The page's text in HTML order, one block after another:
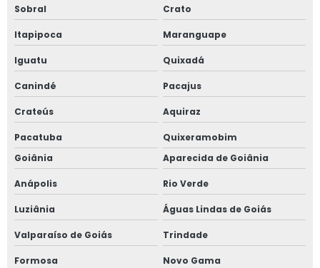
Sobral Crato
Itapipoca Maranguape
Iguatu Quixadá
Canindé Pacajus
Crateús Aquiraz
Pacatuba
Quixeramobim
Goiânia
Aparecida de Goiânia
Anápolis Rio Verde
Luziânia Águas Lindas de Goiás
Valparaíso de Goiás Trindade
Formosa Novo Gama